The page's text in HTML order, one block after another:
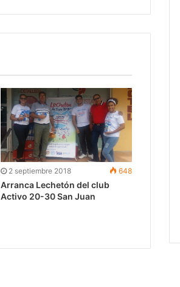
2 septiembre 2018 648
Arranca Lechetón del club
Activo 20-30 San Juan